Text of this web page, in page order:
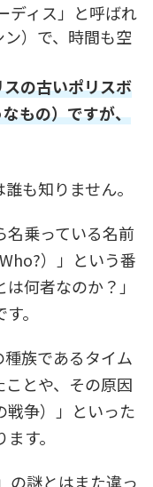
ディス」と呼ばれ
）で、時間も空
の古いポリスボ
もの）ですが、
も知りません。
名乗っている名前
）」という番
何者なのか？」
。
族であるタイム
とや、その原因
戦争）」といった
す。
の謎とはまた違っ